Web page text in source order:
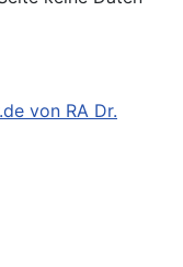
von RA Dr.